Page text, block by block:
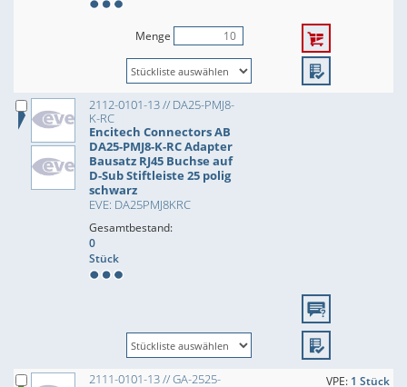
Menge
2112-0101-13 // DA25-PMJ8-
K-RC
Encitech Connectors AB
DA25-PMJ8-K-RC Adapter
Bausatz RJ45 Buchse auf
D-Sub Stiftleiste 25 polig
schwarz
EVE: DA25PMJ8KRC
Gesamtbestand:
0
Stück
2111-0101-13 // GA-2525-
VPE: 1 Stück